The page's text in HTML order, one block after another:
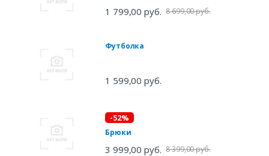
1 799,00 руб. 8 699,00 руб.
Футболка
1 599,00 руб.
-52%
Брюки
3 999,00 руб. 8 399,00 руб.